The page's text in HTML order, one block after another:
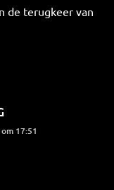
de terugkeer van
17:51